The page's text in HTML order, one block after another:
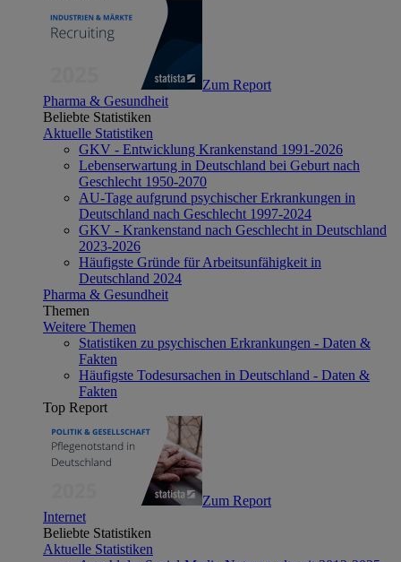
Zum Report
Pharma & Gesundheit
Beliebte Statistiken
Aktuelle Statistiken
GKV - Entwicklung Krankenstand 1991-2026
Lebenserwartung in Deutschland bei Geburt nach
Geschlecht 1950-2070
AU-Tage aufgrund psychischer Erkrankungen in
Deutschland nach Geschlecht 1997-2024
GKV - Krankenstand nach Geschlecht in Deutschland
2023-2026
Häufigste Gründe für Arbeitsunfähigkeit in
Deutschland 2024
Pharma & Gesundheit
Themen
Weitere Themen
Statistiken zu psychischen Erkrankungen - Daten &
Fakten
Häufigste Todesursachen in Deutschland - Daten &
Fakten
Top Report
Zum Report
Internet
Beliebte Statistiken
Aktuelle Statistiken